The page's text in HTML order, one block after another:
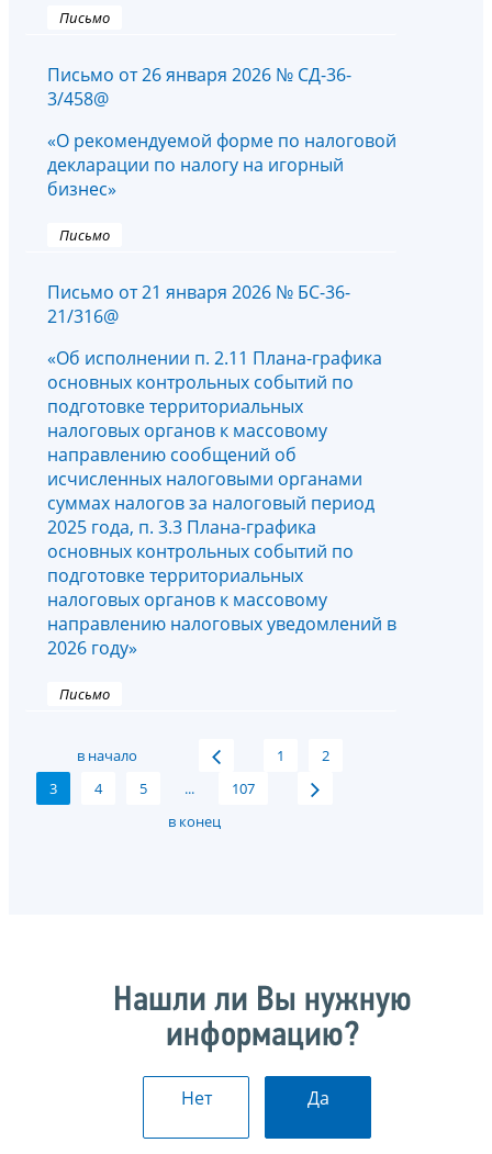
Письмо
Письмо от 26 января 2026 № СД-36-
3/458@
«О рекомендуемой форме по налоговой
декларации по налогу на игорный
бизнес»
Письмо
Письмо от 21 января 2026 № БС-36-
21/316@
«Об исполнении п. 2.11 Плана-графика
основных контрольных событий по
подготовке территориальных
налоговых органов к массовому
направлению сообщений об
исчисленных налоговыми органами
суммах налогов за налоговый период
2025 года, п. 3.3 Плана-графика
основных контрольных событий по
подготовке территориальных
налоговых органов к массовому
направлению налоговых уведомлений в
2026 году»
Письмо
в начало 1
2
3
4 5 ...
107
в конец
Нашли ли Вы нужную
информацию?
Нет Да